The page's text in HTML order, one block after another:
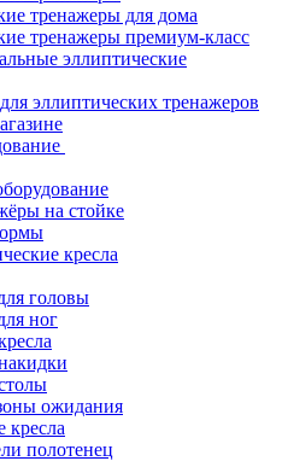
тренажеры для дома
тренажеры премиум-класс
эллиптические
эллиптических тренажеров
на стойке
кресла
головы
ног
ожидания
полотенец